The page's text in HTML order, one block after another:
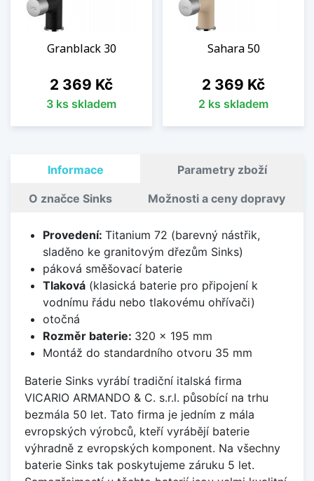
Granblack 30
Cena
2 369 Kč
3 ks skladem
Sahara 50
Cena
2 369 Kč
2 ks skladem
Informace Parametry zboží
O značce Sinks Možnosti a ceny dopravy
Provedení: Titanium 72 (barevný nástřik,
sladěno ke granitovým dřezům Sinks)
páková směšovací baterie
Tlaková(klasická baterie pro připojení k
vodnímu řádu nebo tlakovému ohřívači)
otočná
Rozměr baterie: 320 x 195 mm
Montáž do standardního otvoru 35 mm
Baterie Sinks vyrábí tradiční italská firma
VICARIO ARMANDO & C. s.r.l. působící na trhu
bezmála 50 let. Tato firma je jedním z mála
evropských výrobců, kteří vyrábějí baterie
výhradně z evropských komponent. Na všechny
baterie Sinks tak poskytujeme záruku 5 let.